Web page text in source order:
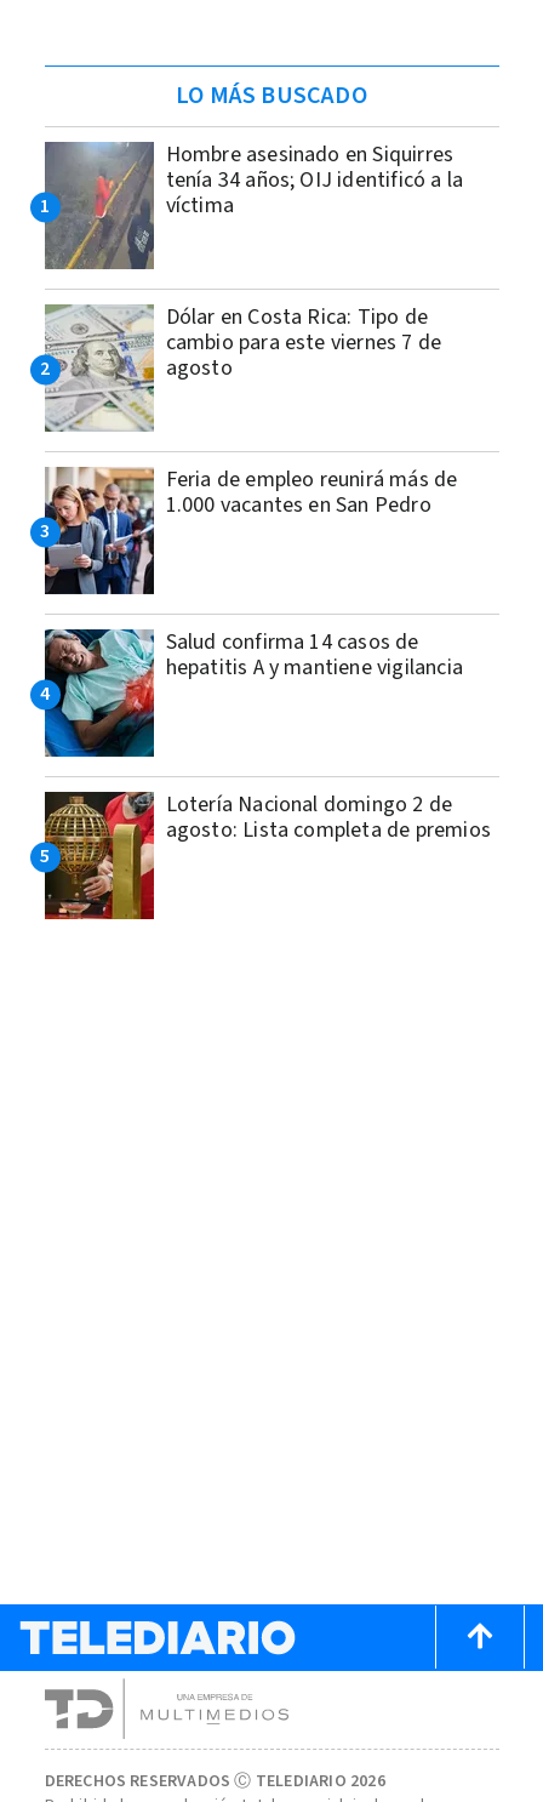
LO MÁS BUSCADO
Hombre asesinado en Siquirres
tenía 34 años; OIJ identificó a la
víctima
Dólar en Costa Rica: Tipo de
cambio para este viernes 7 de
agosto
Feria de empleo reunirá más de
1.000 vacantes en San Pedro
Salud confirma 14 casos de
hepatitis A y mantiene vigilancia
Lotería Nacional domingo 2 de
agosto: Lista completa de premios
DERECHOS RESERVADOS Ⓒ TELEDIARIO 2026